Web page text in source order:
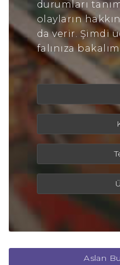
durumları
olayların
da verir. Şimdi
falınıza
Aslan